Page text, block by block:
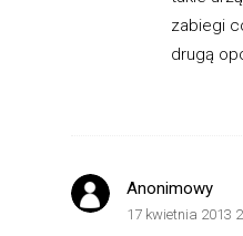
zabiegi
drugą
Anonimowy
17 kwietnia 2013